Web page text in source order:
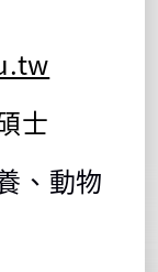
士
、動物